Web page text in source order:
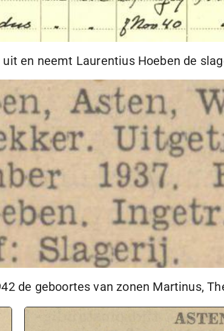
en neemt Laurentius Hoeben de
de geboortes van zonen Martinus,